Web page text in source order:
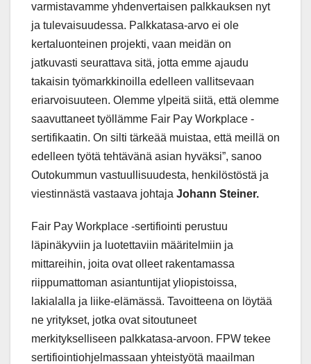
varmistavamme yhdenvertaisen palkkauksen nyt
ja tulevaisuudessa. Palkkatasa-arvo ei ole
kertaluonteinen projekti, vaan meidän on
jatkuvasti seurattava sitä, jotta emme ajaudu
takaisin työmarkkinoilla edelleen vallitsevaan
eriarvoisuuteen. Olemme ylpeitä siitä, että olemme
saavuttaneet työllämme Fair Pay Workplace -
sertifikaatin. On silti tärkeää muistaa, että meillä on
edelleen työtä tehtävänä asian hyväksi”, sanoo
Outokummun vastuullisuudesta, henkilöstöstä ja
viestinnästä vastaava johtaja Johann Steiner.
Fair Pay Workplace -sertifiointi perustuu
läpinäkyviin ja luotettaviin määritelmiin ja
mittareihin, joita ovat olleet rakentamassa
riippumattoman asiantuntijat yliopistoissa,
lakialalla ja liike-elämässä. Tavoitteena on löytää
ne yritykset, jotka ovat sitoutuneet
merkitykselliseen palkkatasa-arvoon. FPW tekee
sertifiointiohjelmassaan yhteistyötä maailman